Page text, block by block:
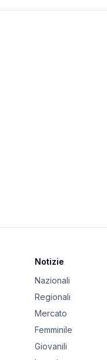
Notizie
Nazionali
Regionali
Mercato
Femminile
Giovanili